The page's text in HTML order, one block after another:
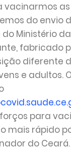
vacinarmos
do envio
Ministério
fabricado
diferente
e adultos.
para
mais rápido
do Ceará.